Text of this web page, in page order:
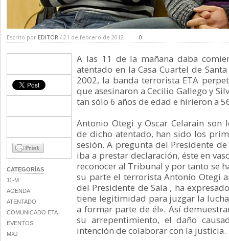
Escrito por EDITOR / 21 de febrero de 2012 0
CATEGORÍAS
11-M
AGENDA
ATENTADO
COMUNICADO ETA
EVENTOS
MXJ
A las 11 de la mañana daba
atentado en la Casa Cuartel de
2002, la banda terrorista ETA
que asesinaron a Cecilio Gallego y
tan sólo 6 años de edad e hirieron a
Antonio Otegi y Oscar Celarain son
de dicho atentado, han sido los
sesión. A pregunta del Presidente
iba a prestar declaración, éste en
reconocer al Tribunal y por tanto se
su parte el terrorista Antonio Otegi
del Presidente de Sala , ha
tiene legitimidad para juzgar la lucha
a formar parte de él». Así
su arrepentimiento, el daño
intención de colaborar con la justicia.